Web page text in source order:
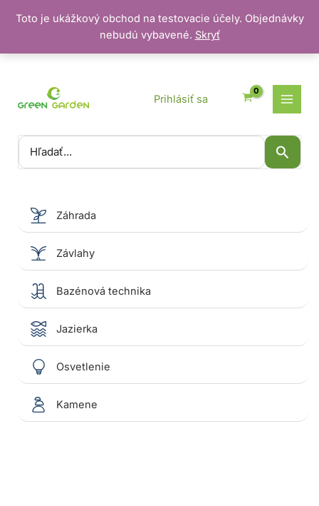
Toto je ukážkový obchod na testovacie účely. Objednávky
nebudú vybavené. Skryť
Vyhľadať:
Prihlásiť sa
Záhrada
Závlahy
Bazénová technika
Jazierka
Osvetlenie
Kamene